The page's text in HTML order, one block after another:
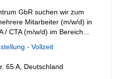
GbR suchen wir zum
Mitarbeiter (m/w/d) in
/ CTA (m/w/d) im Bereich...
- Vollzeit
65 A, Deutschland